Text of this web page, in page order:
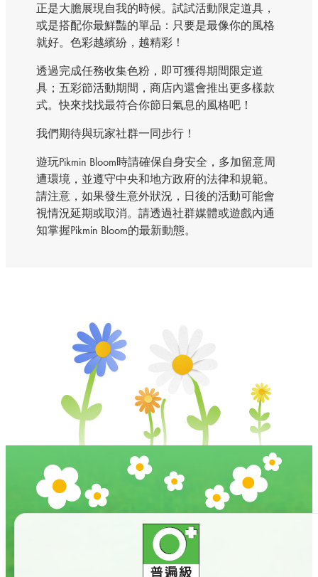
正是大膽展現自我的時候。試試活動限定道具，
或是搭配你最鮮豔的單品：只要是最像你的風格
就好。色彩越繽紛，越精彩！
透過完成任務收集色粉，即可獲得期間限定道
具；五彩節活動期間，商店內還會推出更多樣款
式。快來找找最符合你節日氣息的風格吧！
我們期待與玩家社群一同步行！
遊玩Pikmin Bloom時請確保自身安全，多加留意周
遭環境，並遵守中央和地方政府的法律和規範。
請注意，如果發生意外狀況，日後的活動可能會
視情況延期或取消。請透過社群媒體或遊戲內通
知掌握Pikmin Bloom的最新動態。